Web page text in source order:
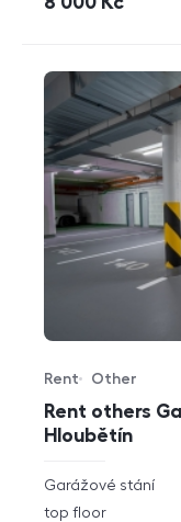
Rent others
Hloubětín
Offer type
Rent
Property type
Other
rozměry
disposition
Garážové stání
funkce
top floor